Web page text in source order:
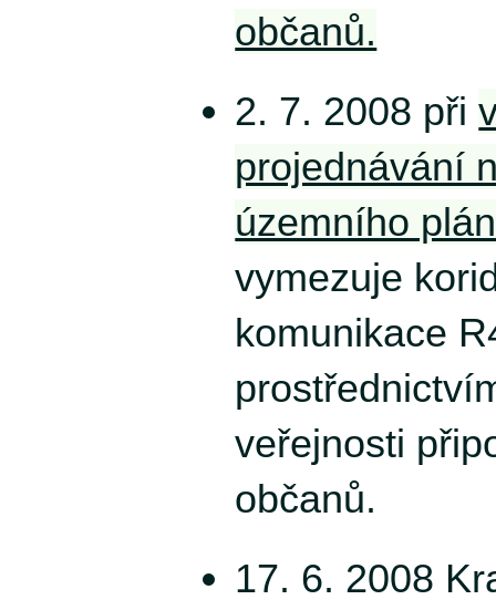
občanů.
2. 7. 2008 při
projednávání
územního
vymezuje
komunikace
veřejnosti
občanů.
17. 6. 2008